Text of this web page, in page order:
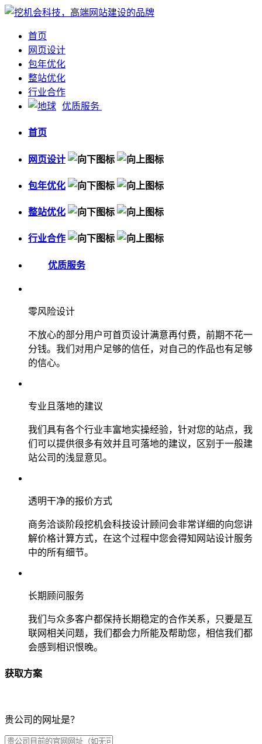
首页
网页设计
包年优化
整站优化
行业合作
优质服务
首页
网页设计
包年优化
整站优化
行业合作
优质服务
零风险设计
不放心的部分用户可首页设计满意再付费，前期不花一
分钱。我们对用户足够的信任，对自己的作品也有足够
的信心。
专业且落地的建议
我们具有各个行业丰富地实操经验，针对您的站点，我
们可以提供很多有效并且可落地的建议，区别于一般建
站公司的浅显意见。
透明干净的报价方式
商务洽谈阶段挖机会科技设计顾问会非常详细的向您讲
解价格计算方式，在这个过程中您会得知网站设计服务
中的所有细节。
长期顾问服务
我们与众多客户都保持长期稳定的合作关系，只要是互
联网相关问题，我们都会力所能及帮助您，相信我们都
会感到相识恨晚。
获取方案
贵公司的网址是？